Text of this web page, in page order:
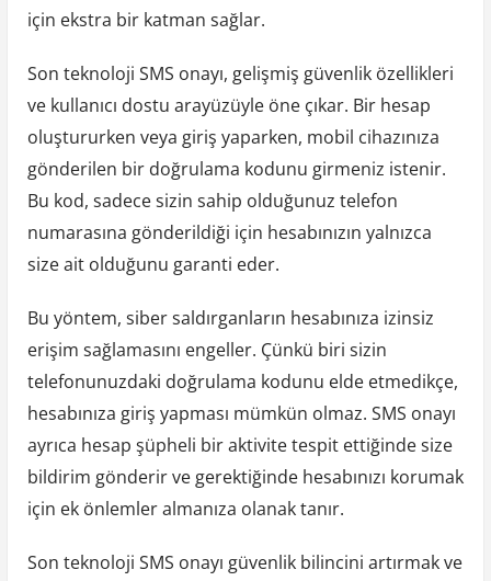
için ekstra bir katman sağlar.
Son teknoloji SMS onayı, gelişmiş güvenlik özellikleri
ve kullanıcı dostu arayüzüyle öne çıkar. Bir hesap
oluştururken veya giriş yaparken, mobil cihazınıza
gönderilen bir doğrulama kodunu girmeniz istenir.
Bu kod, sadece sizin sahip olduğunuz telefon
numarasına gönderildiği için hesabınızın yalnızca
size ait olduğunu garanti eder.
Bu yöntem, siber saldırganların hesabınıza izinsiz
erişim sağlamasını engeller. Çünkü biri sizin
telefonunuzdaki doğrulama kodunu elde etmedikçe,
hesabınıza giriş yapması mümkün olmaz. SMS onayı
ayrıca hesap şüpheli bir aktivite tespit ettiğinde size
bildirim gönderir ve gerektiğinde hesabınızı korumak
için ek önlemler almanıza olanak tanır.
Son teknoloji SMS onayı güvenlik bilincini artırmak ve